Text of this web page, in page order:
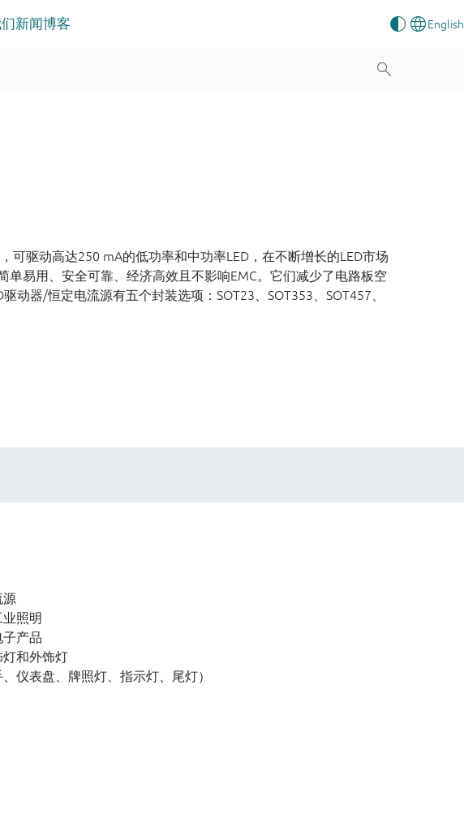
新闻博客
可驱动高达250 mA的低功率和中功率LED，在不断增长的LED市场
单易用、安全可靠、经济高效且不影响EMC。它们减少了电路板空
动器/恒定电流源有五个封装选项：SOT23、SOT353、SOT457、
源
照明
产品
和外饰灯
、仪表盘、牌照灯、指示灯、尾灯）